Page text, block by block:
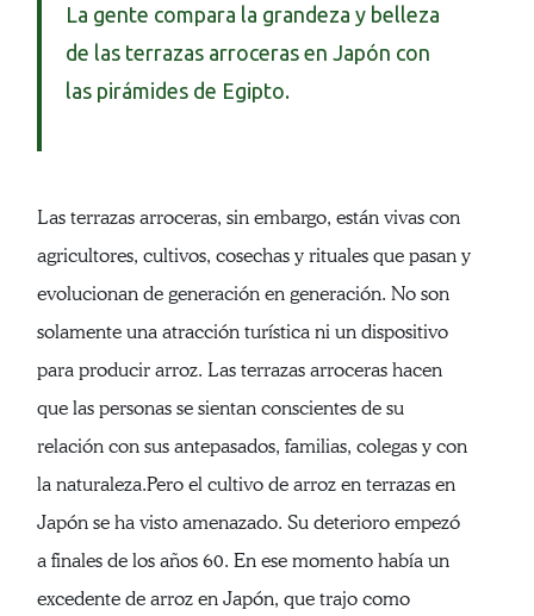
La gente compara la grandeza y belleza
de las terrazas arroceras en Japón con
las pirámides de Egipto.
Las terrazas arroceras, sin embargo, están vivas con
agricultores, cultivos, cosechas y rituales que pasan y
evolucionan de generación en generación. No son
solamente una atracción turística ni un dispositivo
para producir arroz. Las terrazas arroceras hacen
que las personas se sientan conscientes de su
relación con sus antepasados, familias, colegas y con
la naturaleza.Pero el cultivo de arroz en terrazas en
Japón se ha visto amenazado. Su deterioro empezó
a finales de los años 60. En ese momento había un
excedente de arroz en Japón, que trajo como